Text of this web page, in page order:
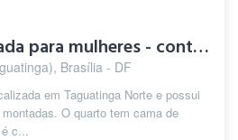
Vaga compartilhada para mulheres - conta...
Brasília - DF
em Taguatinga Norte e possui
O quarto tem cama de
c...